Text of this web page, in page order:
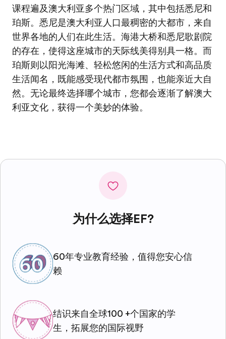
课程遍及澳大利亚多个热门区域，其中包括悉尼和
珀斯。悉尼是澳大利亚人口最稠密的大都市，来自
世界各地的人们在此生活。海港大桥和悉尼歌剧院
的存在，使得这座城市的天际线美得别具一格。而
珀斯则以阳光海滩、轻松悠闲的生活方式和高品质
生活闻名，既能感受现代都市氛围，也能亲近大自
然。无论最终选择哪个城市，您都会逐渐了解澳大
利亚文化，获得一个美妙的体验。
为什么选择EF?
60年专业教育经验，值得您安心信
赖
结识来自全球100 +个国家的学
生，拓展您的国际视野